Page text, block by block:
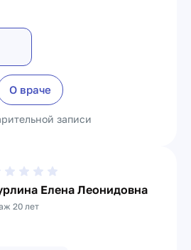
О враче
записи
Елена Леонидовна
20 лет